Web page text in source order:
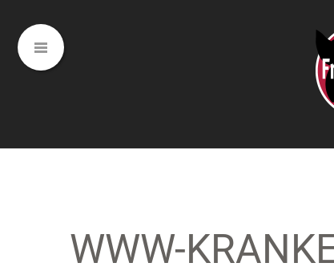
WWW-